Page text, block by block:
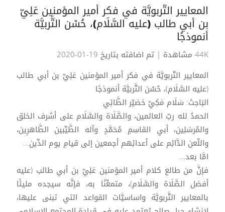
المعايير التّربويَّة في فكر أمير المؤمنين عَلِيّ
بن أبي طالب (عليه السَّلَام)، حُسْن التَّربيَّة
أنموذجًا
44K مشاهدة
| تم اضافته بتاريخ 19-01-2020
المعايير التّربويَّة في فكر أمير المؤمنين عَلِيّ بن أبي طالب
(عليه السَّلَام)، حُسْن التَّربيَّة أنموذجًا
البَاحِث: سَلَام مَكِيّ خضيّر الطَّائِي
الحمدُ لله ربّ العالمين، والصَّلَاة والسَّلَام على أشرف الخلق
والمُرسَلِين، أبي القاسِمِ مُحَمَّدٍ وآله الطَّيِّبين الطَّاهرِين،
واللّعن الدَّائِم على أعدائِهم أجمعين إلى قيامِ يوم الدِّين...
امَّا بعد...
فإنَّ من طالع كلام أمير المؤمنين عَلِيّ بن أبي طالب (عليه
أفضل الصَّلَاة والسَّلَام)، متمعِّنًا به، فإنَّه سيجده مليئًا
بالمعايير التَّربويَّة واساسيَّات القواعد التي تبنى عليها،